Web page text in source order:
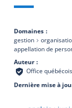
Domaines
gestion
appellation de
Auteur
Office
Dernière mise à